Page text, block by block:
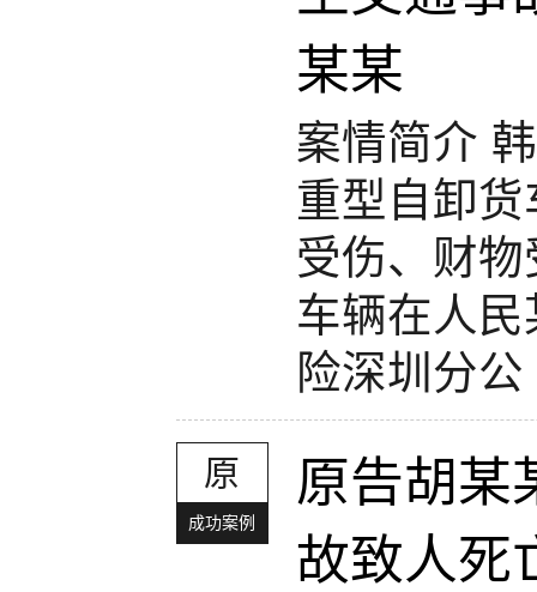
某某
案情简介
重型自卸
受伤、财
车辆在人
险深圳分公
原
成功案例
原告胡某
故致人死